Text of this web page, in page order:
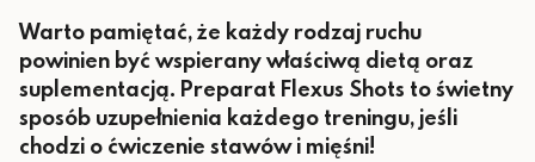
Warto pamiętać, że każdy rodzaj ruchu
powinien być wspierany właściwą dietą oraz
suplementacją. Preparat Flexus Shots to świetny
sposób uzupełnienia każdego treningu, jeśli
chodzi o ćwiczenie stawów i mięśni!